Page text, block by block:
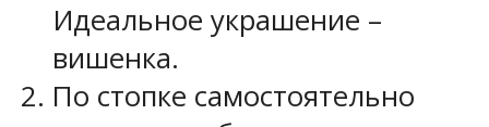
Идеальное украшение –
вишенка.
По стопке самостоятельно